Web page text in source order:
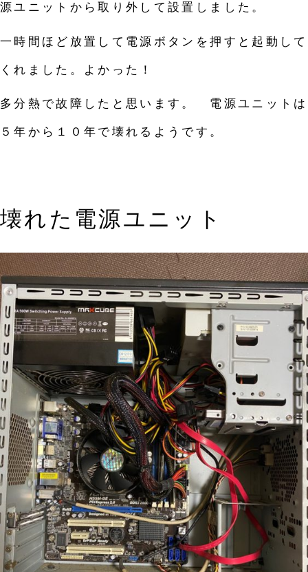
源ユニットから取り外して設置しました。
一時間ほど放置して電源ボタンを押すと起動して
くれました。よかった！
多分熱で故障したと思います。 電源ユニットは
５年から１０年で壊れるようです。
壊れた電源ユニット